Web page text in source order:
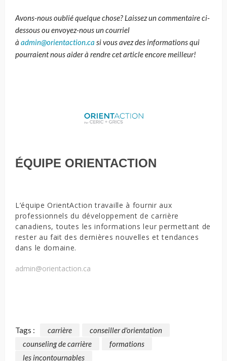
Avons-nous oublié quelque chose? Laissez un commentaire ci-
dessous ou envoyez-nous un courriel
à admin@orientaction.ca si vous avez des informations qui
pourraient nous aider à rendre cet article encore meilleur!
ÉQUIPE ORIENTACTION
L’équipe OrientAction travaille à fournir aux
professionnels du développement de carrière
canadiens, toutes les informations leur permettant de
rester au fait des dernières nouvelles et tendances
dans le domaine.
admin@orientaction.ca
Tags : carrière
conseiller d'orientation
counseling de carrière
formations
les incontournables